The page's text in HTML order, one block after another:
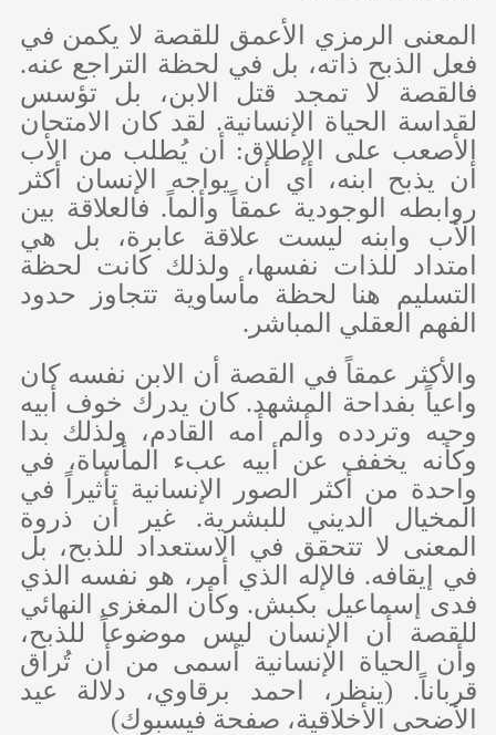
المعنى الرمزي الأعمق للقصة لا يكمن في
فعل الذبح ذاته، بل في لحظة التراجع عنه.
فالقصة لا تمجد قتل الابن، بل تؤسس
لقداسة الحياة الإنسانية. لقد كان الامتحان
الأصعب على الإطلاق: أن يُطلب من الأب
أن يذبح ابنه، أي أن يواجه الإنسان أكثر
روابطه الوجودية عمقاً وألماً. فالعلاقة بين
الأب وابنه ليست علاقة عابرة، بل هي
امتداد للذات نفسها، ولذلك كانت لحظة
التسليم هنا لحظة مأساوية تتجاوز حدود
الفهم العقلي المباشر.
والأكثر عمقاً في القصة أن الابن نفسه كان
واعياً بفداحة المشهد. كان يدرك خوف أبيه
وحبه وتردده وألم أمه القادم، ولذلك بدا
وكأنه يخفف عن أبيه عبء المأساة، في
واحدة من أكثر الصور الإنسانية تأثيراً في
المخيال الديني للبشرية. غير أن ذروة
المعنى لا تتحقق في الاستعداد للذبح، بل
في إيقافه. فالإله الذي أمر، هو نفسه الذي
فدى إسماعيل بكبش. وكأن المغزى النهائي
للقصة أن الإنسان ليس موضوعاً للذبح،
وأن الحياة الإنسانية أسمى من أن تُراق
قرباناً. (ينظر، احمد برقاوي، دلالة عيد
الأضحى الأخلاقية، صفحة فيسبوك)